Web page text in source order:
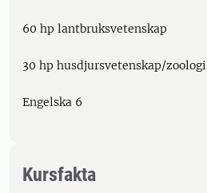
60 hp lantbruksvetenskap
30 hp husdjursvetenskap/zoologi
Engelska 6
Kursfakta